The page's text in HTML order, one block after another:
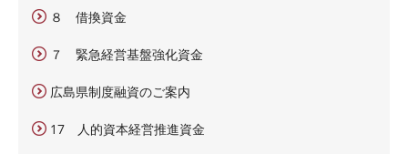
８ 借換資金
７ 緊急経営基盤強化資金
広島県制度融資のご案内
17 人的資本経営推進資金